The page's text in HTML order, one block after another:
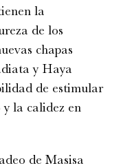
la
de los
chapas
y Haya
de estimular
y la calidez en
de Masisa